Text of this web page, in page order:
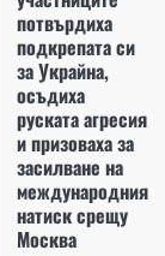
потвърдиха
подкрепата си
за Украйна,
осъдиха
руската агресия
и призоваха за
засилване на
международния
натиск срещу
Москва